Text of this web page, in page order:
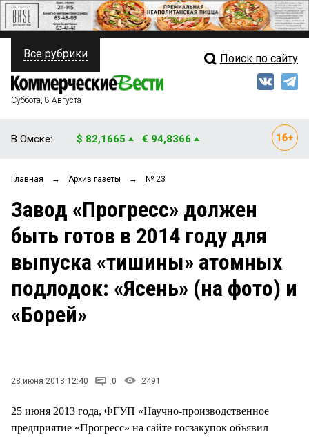
ПОЛИТИКА
ФИНАНСЫ
ОБЩЕСТВО
ЗАКОН
НОВОСТИ КОМПАНИЙ
СТИЛЬ ЖИЗНИ
Свежий выпуск
Рейтинги
Блоги
Архив
Все рубрики Поиск по сайту
Суббота, 8 Августа
В Омске: $ 82,1665 € 94,8366
Главная → Архив газеты → № 23
Завод «Прогресс» должен
быть готов в 2014 году для
выпуска «тишины» атомных
подлодок: «Ясень» (на фото) и
«Борей»
28 июня 2013 12:40 0 2491
25 июня 2013 года, ФГУП «Научно-производственное
предприятие «Прогресс» на сайте госзакупок объявил